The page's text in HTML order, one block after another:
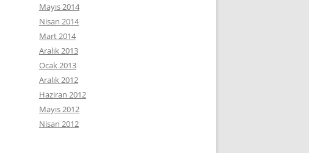
Mayıs 2014
Nisan 2014
Mart 2014
Aralık 2013
Ocak 2013
Aralık 2012
Haziran 2012
Mayıs 2012
Nisan 2012